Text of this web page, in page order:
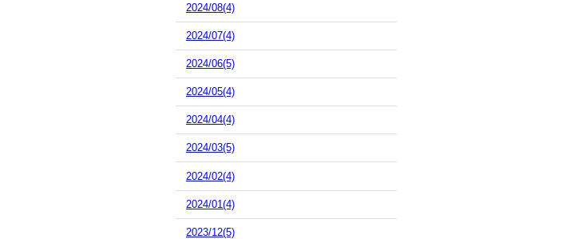
2024/08(4)
2024/07(4)
2024/06(5)
2024/05(4)
2024/04(4)
2024/03(5)
2024/02(4)
2024/01(4)
2023/12(5)